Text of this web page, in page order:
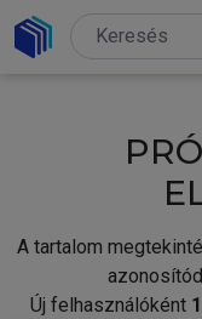
A tartalom
Új felhasználóként